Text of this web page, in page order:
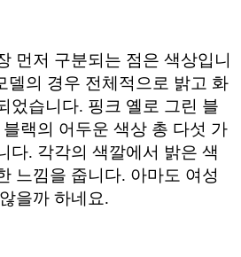
먼저 구분되는 점은 색상입니
델의 경우 전체적으로 밝고 화
었습니다. 핑크 옐로 그린 블
랙의 어두운 색상 총 다섯 가
다. 각각의 색깔에서 밝은 색
느낌을 줍니다. 아마도 여성
을까 하네요.